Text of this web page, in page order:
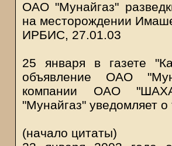
ОАО "Мунайгаз"
на месторождении
ИРБИС, 27.01.03
25 января в газете
объявление ОАО
компании ОАО
"Мунайгаз" уведомляет о
(начало цитаты)